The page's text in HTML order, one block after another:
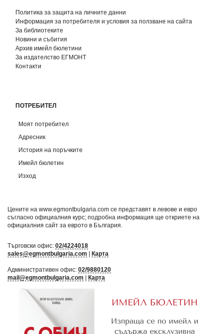
Политика за защита на личните данни
Информация за потребителя и условия за ползване на сайта
За библиотеките
Новини и събития
Архив имейл бюлетини
За издателство ЕГМОНТ
Контакти
ПОТРЕБИТЕЛ
Моят потребител
Адресник
История на поръчките
Имейл бюлетин
Изход
Цените на www.egmontbulgaria.com се представят в левове и евро
съгласно официалния курс; подробна информация ще откриете на
официалния сайт за еврото в България
Търговски офис: 02/4224018
sales@egmontbulgaria.com
Карта
Административен офис: 02/9880120
mail@egmontbulgaria.com
Карта